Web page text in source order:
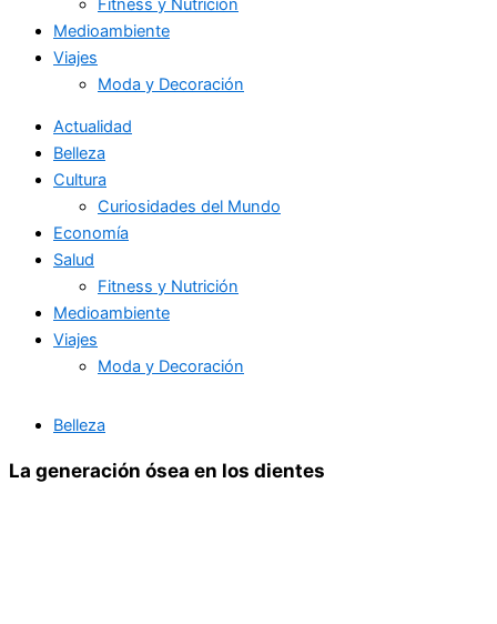
Medioambiente
Viajes
Moda y Decoración
Actualidad
Belleza
Cultura
Curiosidades del Mundo
Economía
Salud
Fitness y Nutrición
Medioambiente
Viajes
Moda y Decoración
Belleza
La generación ósea en los dientes